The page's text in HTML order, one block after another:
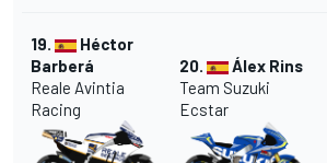
19.
Héctor
Barberá
Reale Avintia
Racing
20.
Álex Rins
Team Suzuki
Ecstar